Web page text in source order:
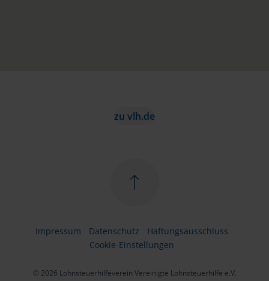
zu vlh.de
Impressum Datenschutz
Haftungsausschluss
Cookie-Einstellungen
© 2026 Lohnsteuerhilfeverein Vereinigte Lohnsteuerhilfe e.V.